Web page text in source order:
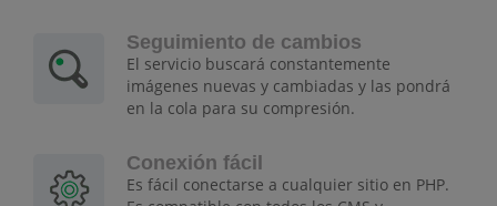
Seguimiento de cambios
El servicio buscará constantemente
imágenes nuevas y cambiadas y las pondrá
en la cola para su compresión.
Conexión fácil
Es fácil conectarse a cualquier sitio en PHP.